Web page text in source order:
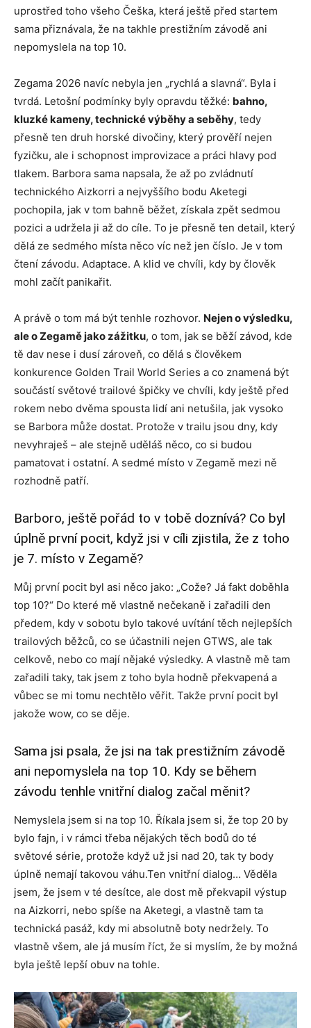
uprostřed toho všeho Češka, která ještě před startem
sama přiznávala, že na takhle prestižním závodě ani
nepomyslela na top 10.
Zegama 2026 navíc nebyla jen „rychlá a slavná“. Byla i
tvrdá. Letošní podmínky byly opravdu těžké: bahno,
kluzké kameny, technické výběhy a seběhy, tedy
přesně ten druh horské divočiny, který prověří nejen
fyzičku, ale i schopnost improvizace a práci hlavy pod
tlakem. Barbora sama napsala, že až po zvládnutí
technického Aizkorri a nejvyššího bodu Aketegi
pochopila, jak v tom bahně běžet, získala zpět sedmou
pozici a udržela ji až do cíle. To je přesně ten detail, který
dělá ze sedmého místa něco víc než jen číslo. Je v tom
čtení závodu. Adaptace. A klid ve chvíli, kdy by člověk
mohl začít panikařit.
A právě o tom má být tenhle rozhovor. Nejen o výsledku,
ale o Zegamě jako zážitku, o tom, jak se běží závod, kde
tě dav nese i dusí zároveň, co dělá s člověkem
konkurence Golden Trail World Series a co znamená být
součástí světové trailové špičky ve chvíli, kdy ještě před
rokem nebo dvěma spousta lidí ani netušila, jak vysoko
se Barbora může dostat. Protože v trailu jsou dny, kdy
nevyhraješ – ale stejně uděláš něco, co si budou
pamatovat i ostatní. A sedmé místo v Zegamě mezi ně
rozhodně patří.
Barboro, ještě pořád to v tobě doznívá? Co byl
úplně první pocit, když jsi v cíli zjistila, že z toho
je 7. místo v Zegamě?
Můj první pocit byl asi něco jako: „Cože? Já fakt doběhla
top 10?“ Do které mě vlastně nečekaně i zařadili den
předem, kdy v sobotu bylo takové uvítání těch nejlepších
trailových běžců, co se účastnili nejen GTWS, ale tak
celkově, nebo co mají nějaké výsledky. A vlastně mě tam
zařadili taky, tak jsem z toho byla hodně překvapená a
vůbec se mi tomu nechtělo věřit. Takže první pocit byl
jakože wow, co se děje.
Sama jsi psala, že jsi na tak prestižním závodě
ani nepomyslela na top 10. Kdy se během
závodu tenhle vnitřní dialog začal měnit?
Nemyslela jsem si na top 10. Říkala jsem si, že top 20 by
bylo fajn, i v rámci třeba nějakých těch bodů do té
světové série, protože když už jsi nad 20, tak ty body
úplně nemají takovou váhu.Ten vnitřní dialog… Věděla
jsem, že jsem v té desítce, ale dost mě překvapil výstup
na Aizkorri, nebo spíše na Aketegi, a vlastně tam ta
technická pasáž, kdy mi absolutně boty nedržely. To
vlastně všem, ale já musím říct, že si myslím, že by možná
byla ještě lepší obuv na tohle.